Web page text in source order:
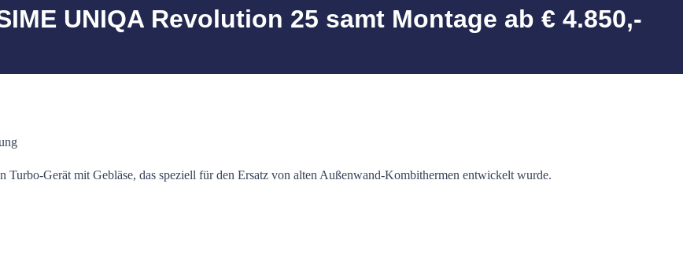
UNIQA Revolution 25 samt Montage ab € 4.850,-
Gerät mit Gebläse, das speziell für den Ersatz von alten Außenwand-Kombithermen entwickelt wurde.